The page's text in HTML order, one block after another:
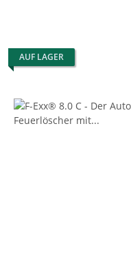
AUF LAGER